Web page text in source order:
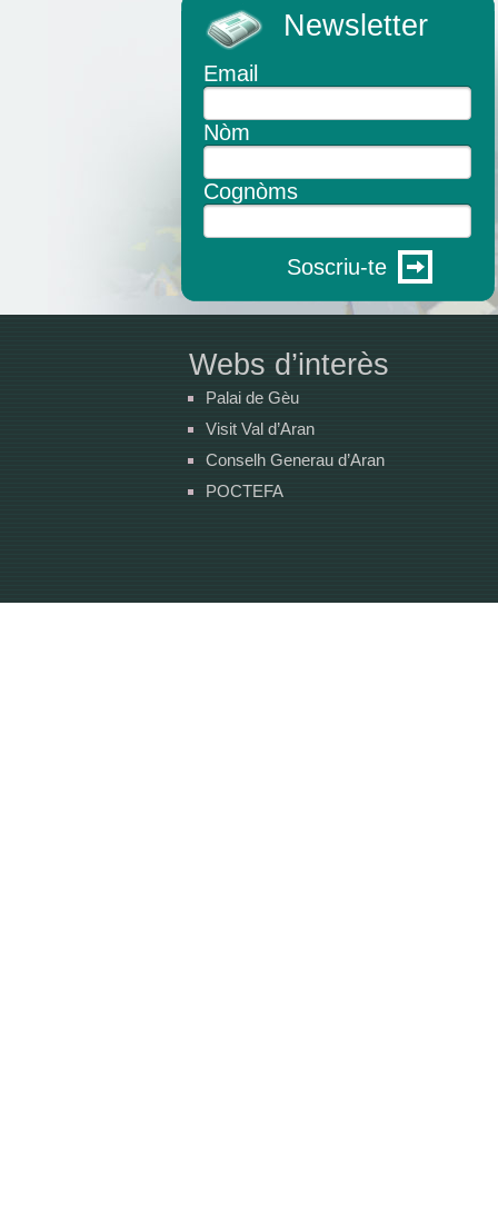
Newsletter
Email
Nòm
Cognòms
Soscriu-te
Webs d’interès
Palai de Gèu
Visit Val d’Aran
Conselh Generau d’Aran
POCTEFA